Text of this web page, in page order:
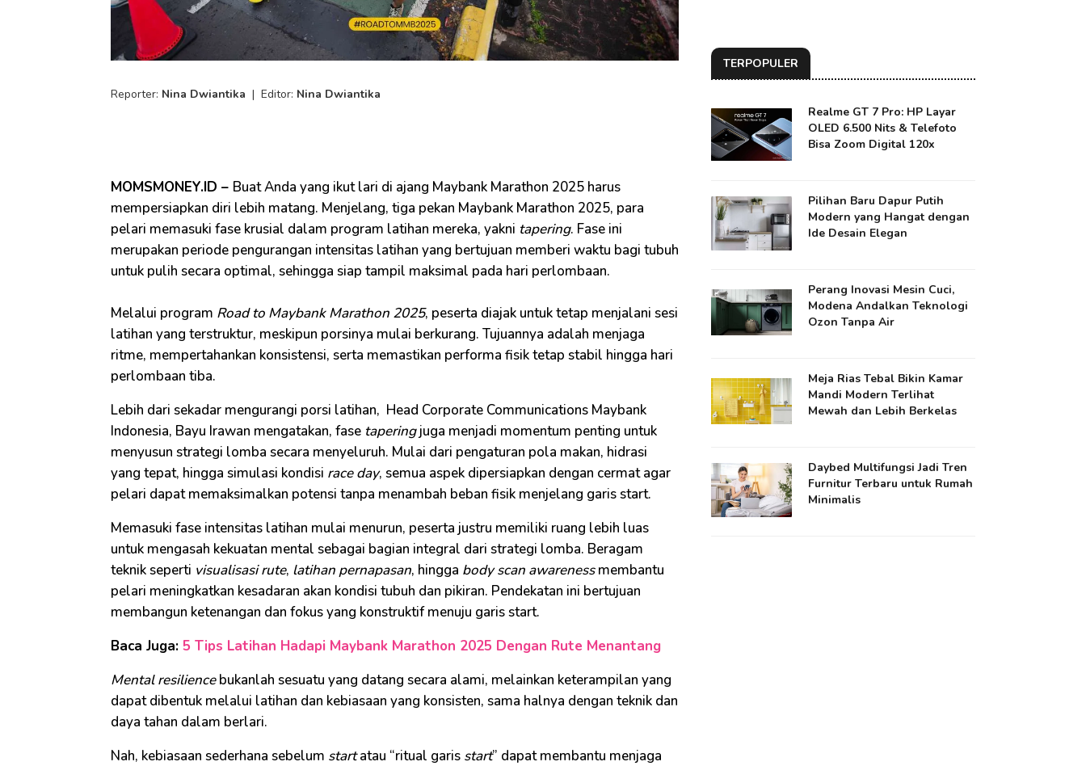
Reporter: Nina Dwiantika | Editor: Nina Dwiantika
MOMSMONEY.ID – Buat Anda yang ikut lari di ajang Maybank Marathon 2025 harus
mempersiapkan diri lebih matang. Menjelang, tiga pekan Maybank Marathon 2025, para
pelari memasuki fase krusial dalam program latihan mereka, yakni tapering. Fase ini
merupakan periode pengurangan intensitas latihan yang bertujuan memberi waktu bagi tubuh
untuk pulih secara optimal, sehingga siap tampil maksimal pada hari perlombaan.
Melalui program Road to Maybank Marathon 2025, peserta diajak untuk tetap menjalani sesi
latihan yang terstruktur, meskipun porsinya mulai berkurang. Tujuannya adalah menjaga
ritme, mempertahankan konsistensi, serta memastikan performa fisik tetap stabil hingga hari
perlombaan tiba.
Lebih dari sekadar mengurangi porsi latihan, Head Corporate Communications Maybank
Indonesia, Bayu Irawan mengatakan, fase taperingjuga menjadi momentum penting untuk
menyusun strategi lomba secara menyeluruh. Mulai dari pengaturan pola makan, hidrasi
yang tepat, hingga simulasi kondisi race day, semua aspek dipersiapkan dengan cermat agar
pelari dapat memaksimalkan potensi tanpa menambah beban fisik menjelang garis start.
Memasuki fase intensitas latihan mulai menurun, peserta justru memiliki ruang lebih luas
untuk mengasah kekuatan mental sebagai bagian integral dari strategi lomba. Beragam
teknik seperti visualisasi rute, latihan pernapasan, hingga body scan awarenessmembantu
pelari meningkatkan kesadaran akan kondisi tubuh dan pikiran. Pendekatan ini bertujuan
membangun ketenangan dan fokus yang konstruktif menuju garis start.
Baca Juga: 5 Tips Latihan Hadapi Maybank Marathon 2025 Dengan Rute Menantang
Mental resiliencebukanlah sesuatu yang datang secara alami, melainkan keterampilan yang
dapat dibentuk melalui latihan dan kebiasaan yang konsisten, sama halnya dengan teknik dan
daya tahan dalam berlari.
Nah, kebiasaan sederhana sebelum startatau “ritual garis start” dapat membantu menjaga
TERPOPULER
Realme GT 7 Pro: HP Layar
OLED 6.500 Nits & Telefoto
Bisa Zoom Digital 120x
Pilihan Baru Dapur Putih
Modern yang Hangat dengan
Ide Desain Elegan
Perang Inovasi Mesin Cuci,
Modena Andalkan Teknologi
Ozon Tanpa Air
Meja Rias Tebal Bikin Kamar
Mandi Modern Terlihat
Mewah dan Lebih Berkelas
Daybed Multifungsi Jadi Tren
Furnitur Terbaru untuk Rumah
Minimalis